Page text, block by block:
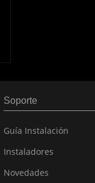
Soporte
Guía Instalación
Instaladores
Novedades